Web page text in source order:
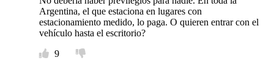
Argentina, el que estaciona en lugares con
estacionamiento medido, lo paga. O quieren entrar con el
vehículo hasta el escritorio?
9